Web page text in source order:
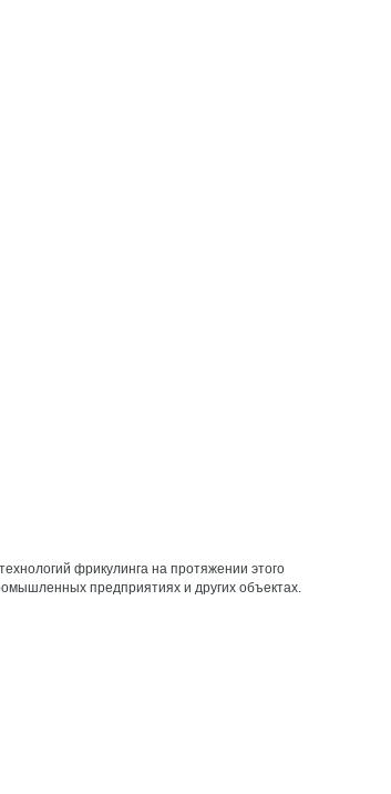
фрикулинга на протяжении этого
предприятиях и других объектах.